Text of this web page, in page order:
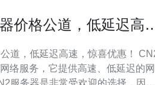
价格公道，低延迟高
，低延迟高速，惊喜优惠！ CN2
络服务，它提供高速、低延迟的网
服务器是非常受欢迎的选择，因为